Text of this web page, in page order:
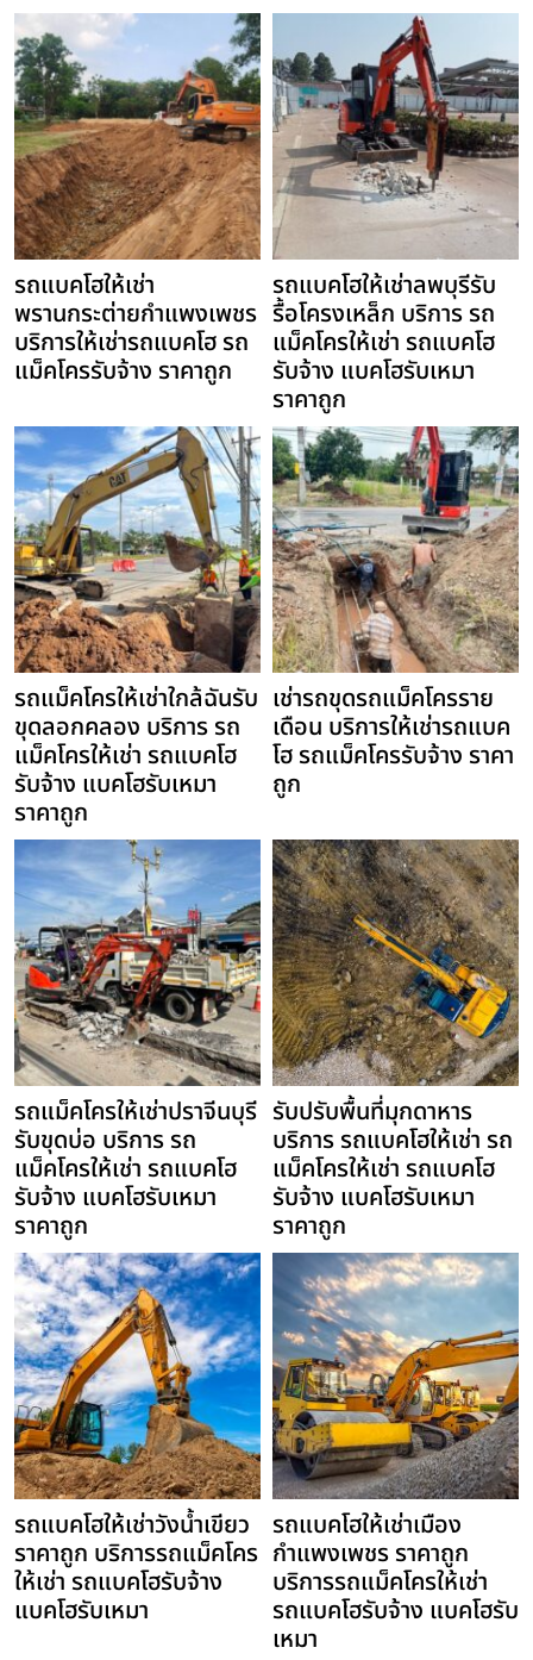
รถแบคโฮให้เช่า
พรานกระต่ายกำแพงเพชร
บริการให้เช่ารถแบคโฮ รถ
แม็คโครรับจ้าง ราคาถูก
รถแบคโฮให้เช่าลพบุรีรับ
รื้อโครงเหล็ก บริการ รถ
แม็คโครให้เช่า รถแบคโฮ
รับจ้าง แบคโฮรับเหมา
ราคาถูก
รถแม็คโครให้เช่าใกล้ฉันรับ
ขุดลอกคลอง บริการ รถ
แม็คโครให้เช่า รถแบคโฮ
รับจ้าง แบคโฮรับเหมา
ราคาถูก
เช่ารถขุดรถแม็คโครราย
เดือน บริการให้เช่ารถแบค
โฮ รถแม็คโครรับจ้าง ราคา
ถูก
รถแม็คโครให้เช่าปราจีนบุรี
รับขุดบ่อ บริการ รถ
แม็คโครให้เช่า รถแบคโฮ
รับจ้าง แบคโฮรับเหมา
ราคาถูก
รับปรับพื้นที่มุกดาหาร
บริการ รถแบคโฮให้เช่า รถ
แม็คโครให้เช่า รถแบคโฮ
รับจ้าง แบคโฮรับเหมา
ราคาถูก
รถแบคโฮให้เช่าวังน้ำเขียว
ราคาถูก บริการรถแม็คโคร
ให้เช่า รถแบคโฮรับจ้าง
แบคโฮรับเหมา
รถแบคโฮให้เช่าเมือง
กำแพงเพชร ราคาถูก
บริการรถแม็คโครให้เช่า
รถแบคโฮรับจ้าง แบคโฮรับ
เหมา